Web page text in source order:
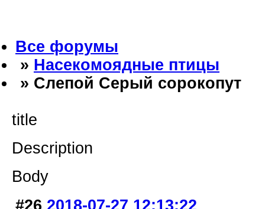
Все форумы
» Насекомоядные птицы
» Слепой Серый сорокопут
title
Description
Body